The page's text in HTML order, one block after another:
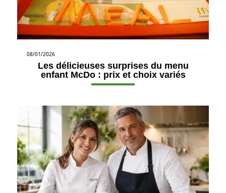
08/01/2026
Les délicieuses surprises du menu
enfant McDo : prix et choix variés